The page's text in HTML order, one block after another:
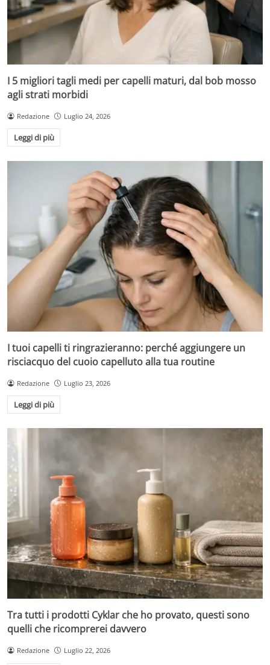
I 5 migliori tagli medi per capelli maturi, dal bob mosso
agli strati morbidi
Redazione Luglio 24, 2026
Leggi di più
I tuoi capelli ti ringrazieranno: perché aggiungere un
risciacquo del cuoio capelluto alla tua routine
Redazione Luglio 23, 2026
Leggi di più
Tra tutti i prodotti Cyklar che ho provato, questi sono
quelli che ricomprerei davvero
Redazione Luglio 22, 2026